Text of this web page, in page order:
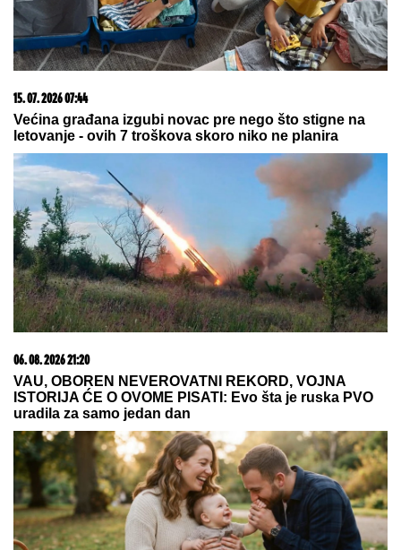
SRPSKOM REPREZENTATIVCU DEMOLIRAN AUTO
Saša Lukić bio u inostranstvu kada su mu polupana
stakla na skupocenom "bentliju"
SNEŽANA SAVIĆ ISTA ONA MALINA
IZ "SREĆNIH LJUDI":
Svi u šoku jer
se nije promenila ni posle 30
GODINA!
"Voleo bih da me tamo lavica
sprovede!" Aneli Ahmić beži od
Filipa Đukića kao đavo od krsta, a on